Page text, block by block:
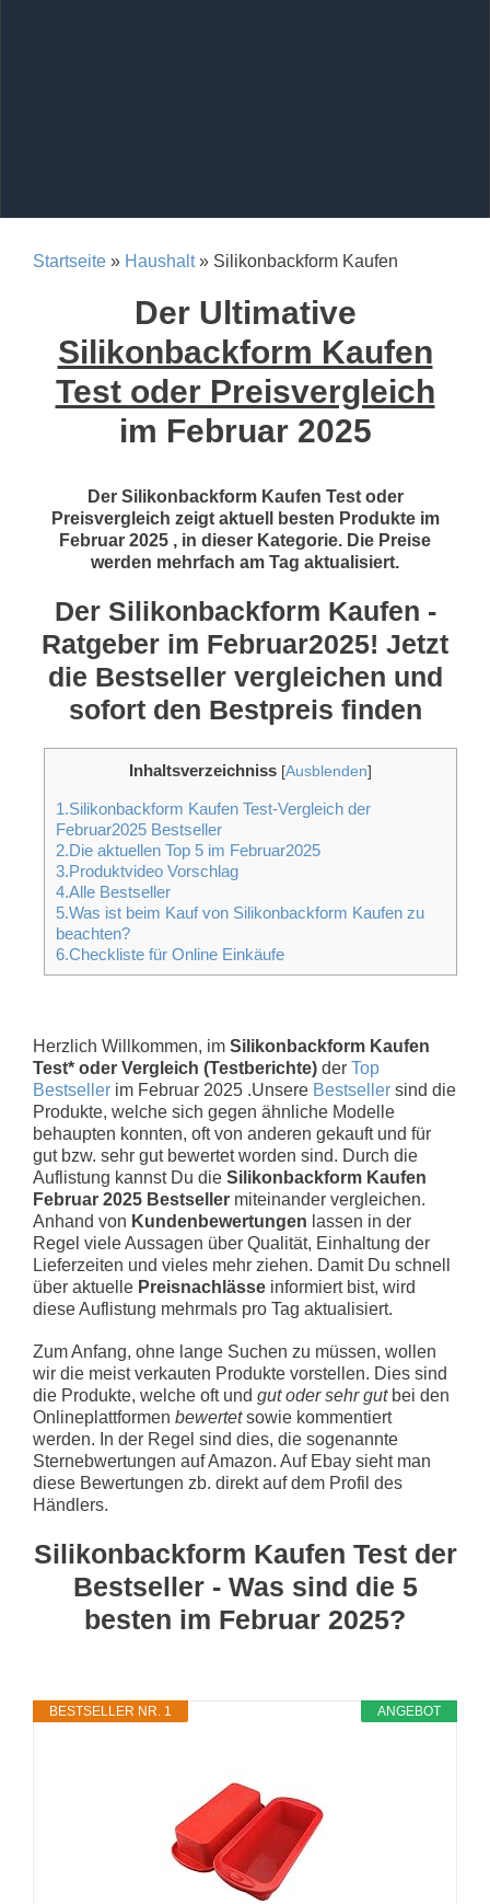
Startseite » Haushalt» Silikonbackform Kaufen
Der Ultimative
Silikonbackform Kaufen
Test oder Preisvergleich
im Februar 2025
Der Silikonbackform Kaufen Test oder
Preisvergleich zeigt aktuell besten Produkte im
Februar 2025 , in dieser Kategorie. Die Preise
werden mehrfach am Tag aktualisiert.
Der Silikonbackform Kaufen -
Ratgeber im Februar2025! Jetzt
die Bestseller vergleichen und
sofort den Bestpreis finden
Inhaltsverzeichniss [Ausblenden]
1.Silikonbackform Kaufen Test-Vergleich der
Februar2025 Bestseller
2.Die aktuellen Top 5 im Februar2025
3.Produktvideo Vorschlag
4.Alle Bestseller
5.Was ist beim Kauf von Silikonbackform Kaufen zu
beachten?
6.Checkliste für Online Einkäufe
Herzlich Willkommen, im Silikonbackform Kaufen
Test* oder Vergleich (Testberichte) der Top
Bestseller im Februar 2025 .Unsere Bestseller sind die
Produkte, welche sich gegen ähnliche Modelle
behaupten konnten, oft von anderen gekauft und für
gut bzw. sehr gut bewertet worden sind. Durch die
Auflistung kannst Du die Silikonbackform Kaufen
Februar 2025 Bestseller miteinander vergleichen.
Anhand von Kundenbewertungen lassen in der
Regel viele Aussagen über Qualität, Einhaltung der
Lieferzeiten und vieles mehr ziehen. Damit Du schnell
über aktuelle Preisnachlässe informiert bist, wird
diese Auflistung mehrmals pro Tag aktualisiert.
Zum Anfang, ohne lange Suchen zu müssen, wollen
wir die meist verkauten Produkte vorstellen. Dies sind
die Produkte, welche oft und gut oder sehr gutbei den
Onlineplattformen bewertetsowie kommentiert
werden. In der Regel sind dies, die sogenannte
Sternebwertungen auf Amazon. Auf Ebay sieht man
diese Bewertungen zb. direkt auf dem Profil des
Händlers.
Silikonbackform Kaufen Test der
Bestseller - Was sind die 5
besten im Februar 2025?
ANGEBOT
BESTSELLER NR. 1